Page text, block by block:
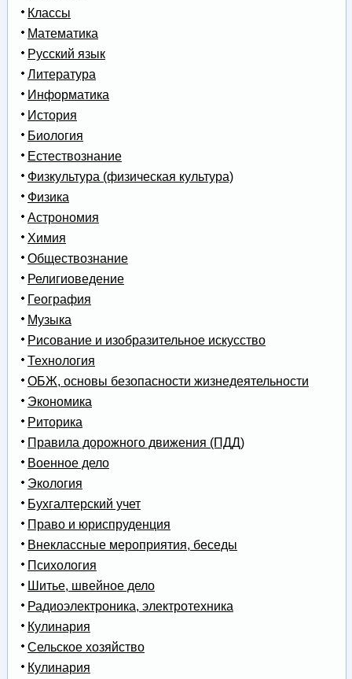
Классы
Математика
Русский язык
Литература
Информатика
История
Биология
Естествознание
Физкультура (физическая культура)
Физика
Астрономия
Химия
Обществознание
Религиоведение
География
Музыка
Рисование и изобразительное искусство
Технология
ОБЖ, основы безопасности жизнедеятельности
Экономика
Риторика
Правила дорожного движения (ПДД)
Военное дело
Экология
Бухгалтерский учет
Право и юриспруденция
Внеклассные мероприятия, беседы
Психология
Шитье, швейное дело
Радиоэлектроника, электротехника
Кулинария
Сельское хозяйство
Кулинария